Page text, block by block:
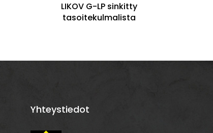
LIKOV G-LP sinkitty
tasoitekulmalista
Yhteystiedot